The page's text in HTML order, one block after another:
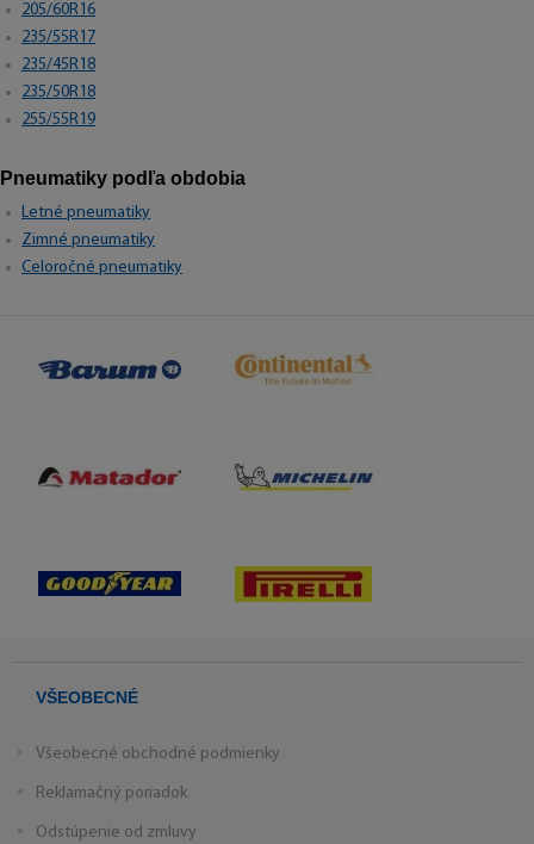
205/60R16
235/55R17
235/45R18
235/50R18
255/55R19
Pneumatiky podľa obdobia
Letné pneumatiky
Zimné pneumatiky
Celoročné pneumatiky
VŠEOBECNÉ
Všeobecné obchodné podmienky
Reklamačný poriadok
Odstúpenie od zmluvy